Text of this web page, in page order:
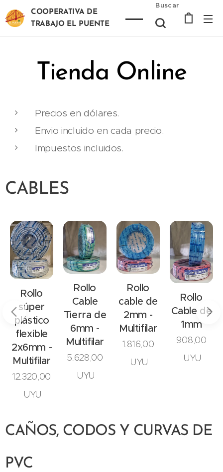
COOPERATIVA DE
TRABAJO EL PUENTE
Buscar
Tienda Online
Precios en dólares.
Envio incluido en cada precio.
Impuestos incluidos.
CABLES
Rollo
súper
plástico
flexible
2x6mm -
Multifilar
12.320,00
UYU
Rollo
Cable
Tierra de
6mm -
Multifilar
5.628,00
UYU
Rollo
cable de
2mm -
Multifilar
1.816,00
UYU
Rollo
Cable de
1mm
908,00
UYU
CAÑOS, CODOS Y CURVAS DE
PVC